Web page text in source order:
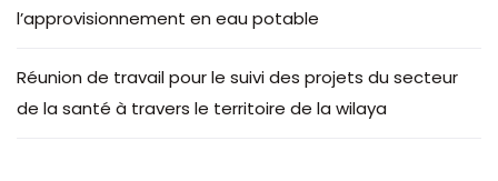
l’approvisionnement en eau potable
Réunion de travail pour le suivi des projets du secteur
de la santé à travers le territoire de la wilaya